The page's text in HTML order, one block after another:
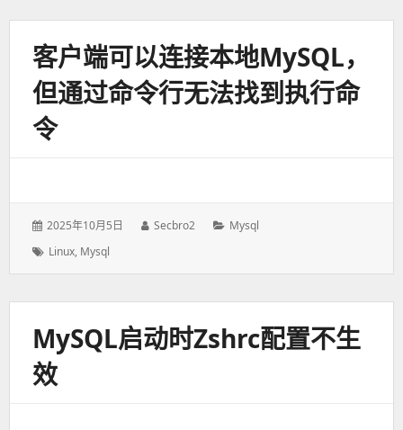
客户端可以连接本地MySQL，
但通过命令行无法找到执行命
令
发
于：
2025年10月5日
作
Secbro2
分
Mysql
标
Linux, Mysql
MySQL启动时zshrc配置不生
效